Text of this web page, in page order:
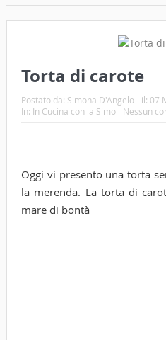
Torta di carote
Postato da: Simona D'Angelo il: 07
In: In Cucina con la Simo Nessun
Oggi vi presento una torta
la merenda. La torta di
mare di bontà